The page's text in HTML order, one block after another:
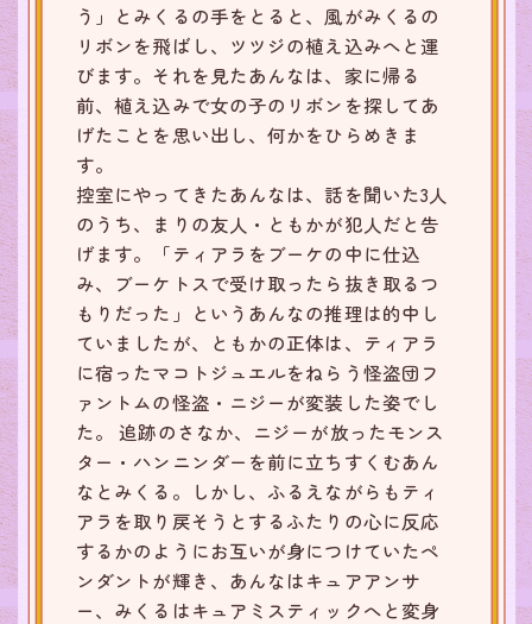
う」とみくるの手をとると、風がみくるの
リボンを飛ばし、ツツジの植え込みへと運
びます。それを見たあんなは、家に帰る
前、植え込みで女の子のリボンを探してあ
げたことを思い出し、何かをひらめきま
す。
控室にやってきたあんなは、話を聞いた3人
のうち、まりの友人・ともかが犯人だと告
げます。「ティアラをブーケの中に仕込
み、ブーケトスで受け取ったら抜き取るつ
もりだった」というあんなの推理は的中し
ていましたが、ともかの正体は、ティアラ
に宿ったマコトジュエルをねらう怪盗団フ
ァントムの怪盗・ニジーが変装した姿でし
た。 追跡のさなか、ニジーが放ったモンス
ター・ハンニンダーを前に立ちすくむあん
なとみくる。しかし、ふるえながらもティ
アラを取り戻そうとするふたりの心に反応
するかのようにお互いが身につけていたペ
ンダントが輝き、あんなはキュアアンサ
ー、みくるはキュアミスティックへと変身